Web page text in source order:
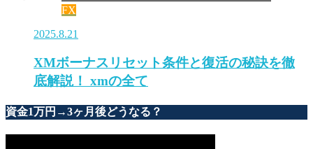
FX
2025.8.21
XMボーナスリセット条件と復活の秘訣を徹
底解説！ xmの全て
資金1万円→3ヶ月後どうなる？